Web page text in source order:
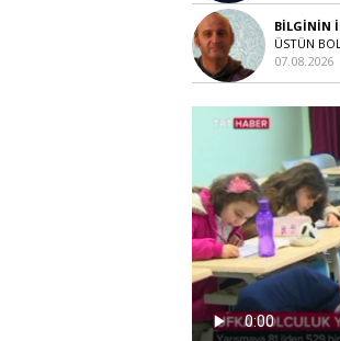
BİLGİNİN
ÜSTÜN
07.08.2026